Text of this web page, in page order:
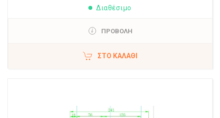
Διαθέσιμο
ΠΡΟΒΟΛΗ
ΣΤΟ ΚΑΛΆΘΙ